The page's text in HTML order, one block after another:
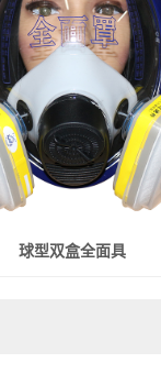
球型双盒全面具